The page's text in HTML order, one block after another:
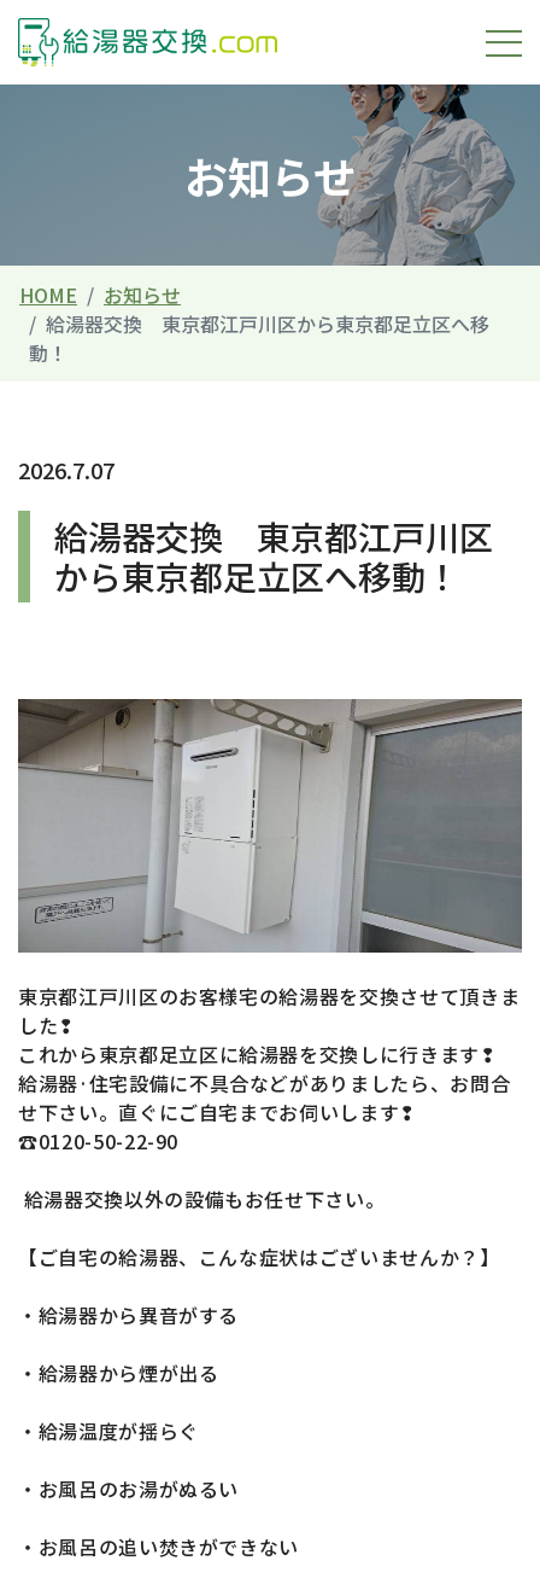
お知らせ
HOME
お知らせ
給湯器交換 東京都江戸川区から東京都足立区へ移
動！
2026.7.07
給湯器交換 東京都江戸川区
から東京都足立区へ移動！
東京都江戸川区のお客様宅の給湯器を交換させて頂きま
した❢
これから東京都足立区に給湯器を交換しに行きます❢
給湯器·住宅設備に不具合などがありましたら、お問合
せ下さい。直ぐにご自宅までお伺いします❢
☎0120-50-22-90
給湯器交換以外の設備もお任せ下さい。
【ご自宅の給湯器、こんな症状はございませんか？】
・給湯器から異音がする
・給湯器から煙が出る
・給湯温度が揺らぐ
・お風呂のお湯がぬるい
・お風呂の追い焚きができない